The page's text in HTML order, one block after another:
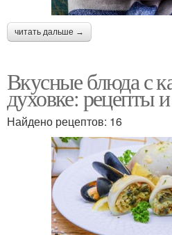
читать дальше →
Вкусные блюда с
духовке: рецепты
Найдено рецептов: 16